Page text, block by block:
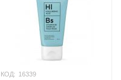
КОД: 16339